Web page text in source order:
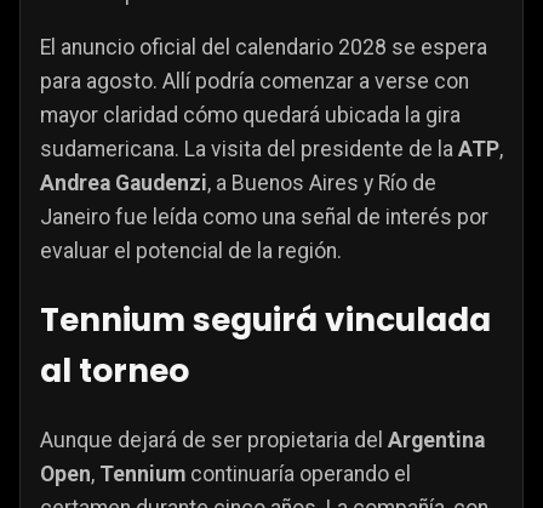
El anuncio oficial del calendario 2028 se espera
para agosto. Allí podría comenzar a verse con
mayor claridad cómo quedará ubicada la gira
sudamericana. La visita del presidente de la ATP,
Andrea Gaudenzi, a Buenos Aires y Río de
Janeiro fue leída como una señal de interés por
evaluar el potencial de la región.
Tennium seguirá vinculada
al torneo
Aunque dejará de ser propietaria del Argentina
Open, Tennium continuaría operando el